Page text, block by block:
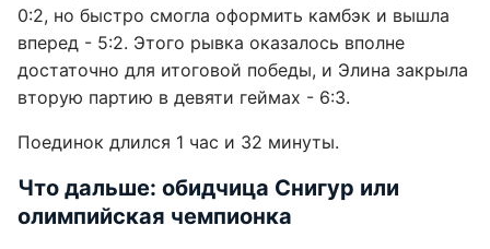
0:2, но быстро смогла оформить камбэк и вышла
вперед - 5:2. Этого рывка оказалось вполне
достаточно для итоговой победы, и Элина закрыла
вторую партию в девяти геймах - 6:3.
Поединок длился 1 час и 32 минуты.
Что дальше: обидчица Снигур или
олимпийская чемпионка